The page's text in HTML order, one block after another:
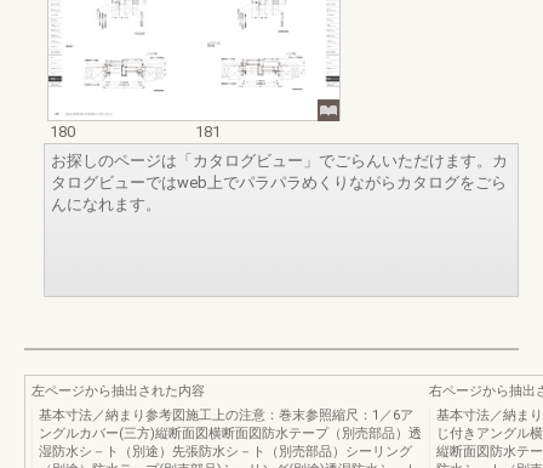
180
181
お探しのページは「カタログビュー」でごらんいただけます。カ
タログビューではweb上でパラパラめくりながらカタログをごら
んになれます。
左ページから抽出された内容
基本寸法／納まり参考図施工上の注意：巻末参照縮尺：1／6ア
ングルカバー(三方)縦断面図横断面図防水テープ（別売部品）透
湿防水シ－ト（別途）先張防水シ－ト（別売部品）シーリング
右ページから抽出
基本寸法／納ま
じ付きアングル
縦断面図防水テ